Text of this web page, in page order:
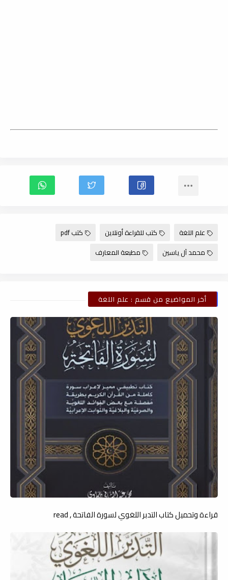
علم اللغة كتب للقراءة أونلاين
كتب pdf
محمد آل ياسين
مطبعة المعارف
أخر المواضيع من قسم : علم اللغة
قراءة وتحميل كتاب التدبر اللغوي لسورة الفاتحة , read